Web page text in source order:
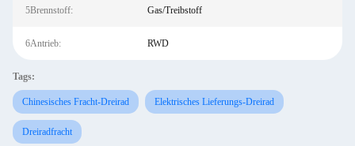
5Brennstoff: Gas/Treibstoff
6Antrieb: RWD
Tags:
Chinesisches Fracht-Dreirad Elektrisches Lieferungs-Dreirad
Dreiradfracht